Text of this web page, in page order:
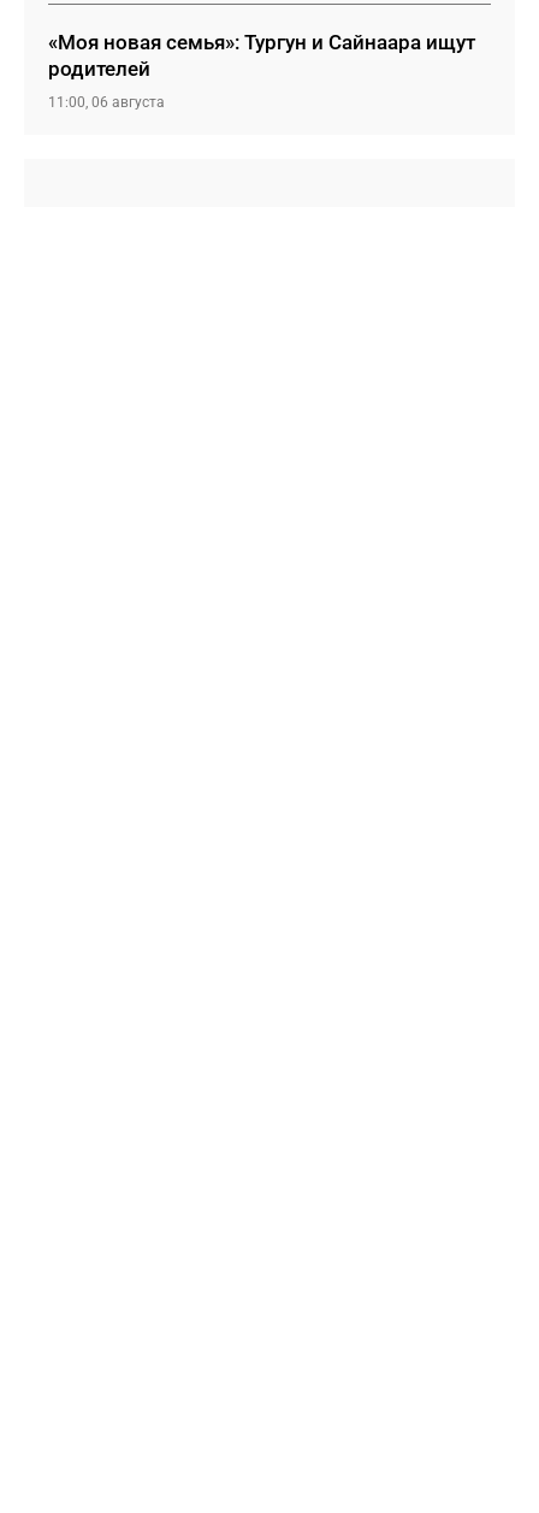
«Моя новая семья»: Тургун и Сайнаара ищут
родителей
11:00, 06 августа